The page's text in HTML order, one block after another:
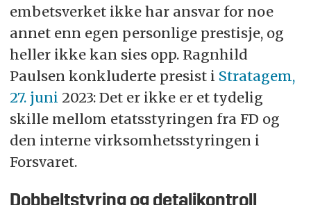
embetsverket ikke har ansvar for noe
annet enn egen personlige prestisje, og
heller ikke kan sies opp. Ragnhild
Paulsen konkluderte presist i Stratagem,
27. juni 2023: Det er ikke er et tydelig
skille mellom etatsstyringen fra FD og
den interne virksomhetsstyringen i
Forsvaret.